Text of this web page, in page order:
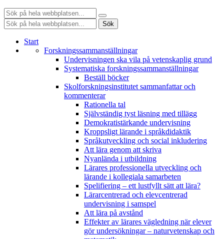
Sök:
Sök:
Sök
Start
Forskningssammanställningar
Undervisningen ska vila på vetenskaplig grund
Systematiska forskningssammanställningar
Beställ böcker
Skolforskningsinstitutet sammanfattar och
kommenterar
Rationella tal
Självständig tyst läsning med tillägg
Demokratistärkande undervisning
Kroppsligt lärande i språkdidaktik
Språkutveckling och social inkludering
Att lära genom att skriva
Nyanlända i utbildning
Lärares professionella utveckling och
lärande i kollegiala samarbeten
Spelifiering – ett lustfyllt sätt att lära?
Lärarcentrerad och elevcentrerad
undervisning i samspel
Att lära på avstånd
Effekter av lärares vägledning när elever
gör undersökningar – naturvetenskap och